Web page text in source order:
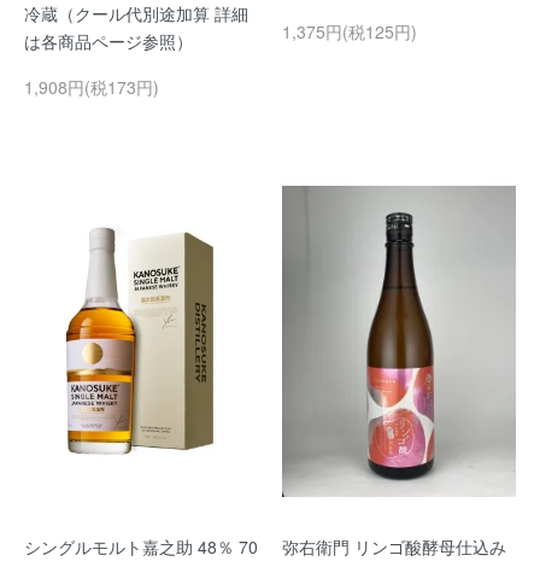
冷蔵（クール代別途加算 詳細
は各商品ページ参照）
1,908円(税173円)
1,375円(税125円)
シングルモルト嘉之助 48％ 70
弥右衛門 リンゴ酸酵母仕込み